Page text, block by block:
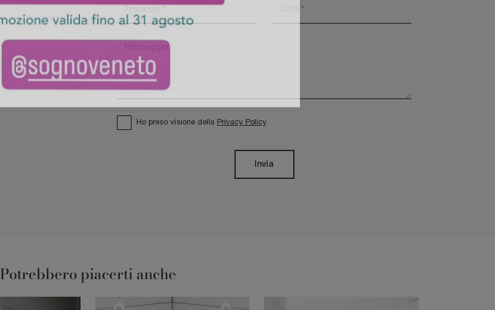
Ho preso visione della Privacy Policy
Invia
Potrebbero piacerti anche